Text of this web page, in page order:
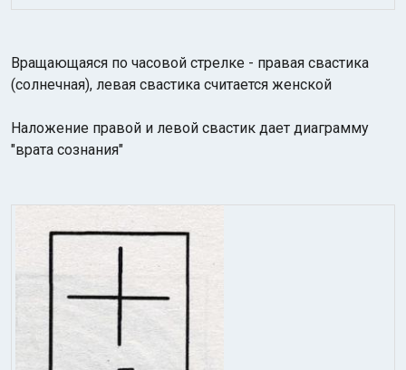
Вращающаяся по часовой стрелке - правая свастика
(солнечная), левая свастика считается женской
Наложение правой и левой свастик дает диаграмму
"врата сознания"